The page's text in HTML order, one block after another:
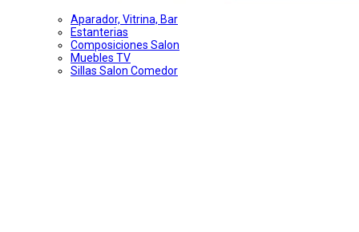
Aparador, Vitrina, Bar
Estanterias
Composiciones Salon
Muebles TV
Sillas Salon Comedor